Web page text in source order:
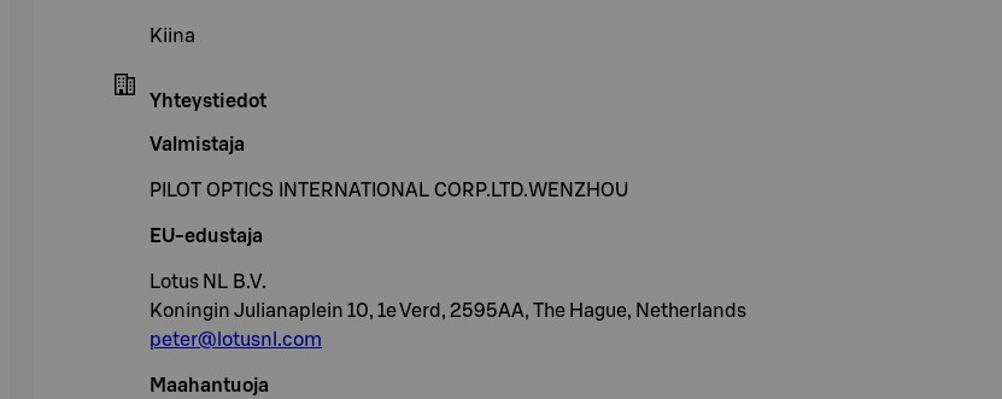
Kiina
Yhteystiedot
Valmistaja
PILOT OPTICS INTERNATIONAL CORP.LTD.WENZHOU
EU-edustaja
Lotus NL B.V.
Koningin Julianaplein 10, 1e Verd, 2595AA, The Hague, Netherlands
peter@lotusnl.com
Maahantuoja